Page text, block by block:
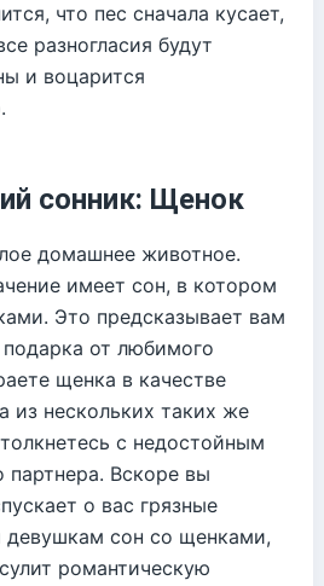
что пес сначала кусает,
разногласия будут
и воцарится
сонник: Щенок
домашнее животное.
имеет сон, в котором
Это предсказывает вам
от любимого
щенка в качестве
из нескольких таких же
с недостойным
партнера. Вскоре вы
о вас грязные
девушкам сон со щенками,
романтическую